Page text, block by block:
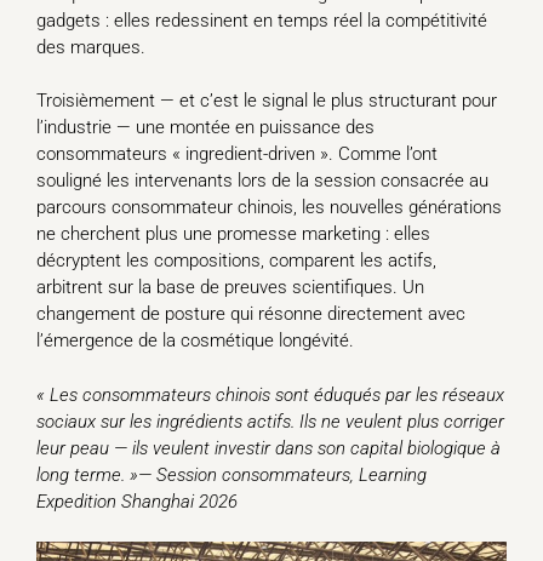
gadgets : elles redessinent en temps réel la compétitivité
des marques.
Troisièmement — et c’est le signal le plus structurant pour
l’industrie — une montée en puissance des
consommateurs « ingredient-driven ». Comme l’ont
souligné les intervenants lors de la session consacrée au
parcours consommateur chinois, les nouvelles générations
ne cherchent plus une promesse marketing : elles
décryptent les compositions, comparent les actifs,
arbitrent sur la base de preuves scientifiques. Un
changement de posture qui résonne directement avec
l’émergence de la cosmétique longévité.
« Les consommateurs chinois sont éduqués par les réseaux
sociaux sur les ingrédients actifs. Ils ne veulent plus corriger
leur peau — ils veulent investir dans son capital biologique à
long terme. »— Session consommateurs, Learning
Expedition Shanghai 2026